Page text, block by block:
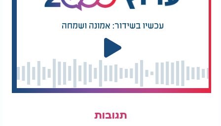
עכשיו בשידור: אמונה ושמחה
תגובות